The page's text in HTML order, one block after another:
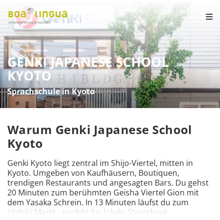
GENKI JAPANESE SCHOOL
KYOTO
Sprachschule in Kyoto
Warum Genki Japanese School
Kyoto
Genki Kyoto liegt zentral im Shijo-Viertel, mitten in
Kyoto. Umgeben von Kaufhäusern, Boutiquen,
trendigen Restaurants und angesagten Bars. Du gehst
20 Minuten zum berühmten Geisha Viertel Gion mit
dem Yasaka Schrein. In 13 Minuten läufst du zum
Nishiki-Markt - perfekt für lokale Streetfood-